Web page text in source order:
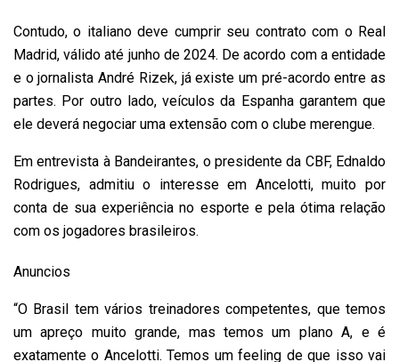
Contudo, o italiano deve cumprir seu contrato com o Real
Madrid, válido até junho de 2024. De acordo com a entidade
e o jornalista André Rizek, já existe um pré-acordo entre as
partes. Por outro lado, veículos da Espanha garantem que
ele deverá negociar uma extensão com o clube merengue.
Em entrevista à Bandeirantes, o presidente da CBF, Ednaldo
Rodrigues, admitiu o interesse em Ancelotti, muito por
conta de sua experiência no esporte e pela ótima relação
com os jogadores brasileiros.
Anuncios
“O Brasil tem vários treinadores competentes, que temos
um apreço muito grande, mas temos um plano A, e é
exatamente o Ancelotti. Temos um feeling de que isso vai